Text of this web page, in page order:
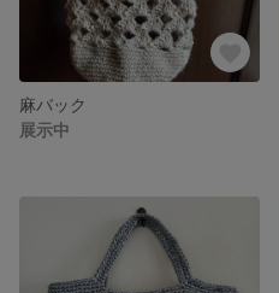
麻バック
展示中